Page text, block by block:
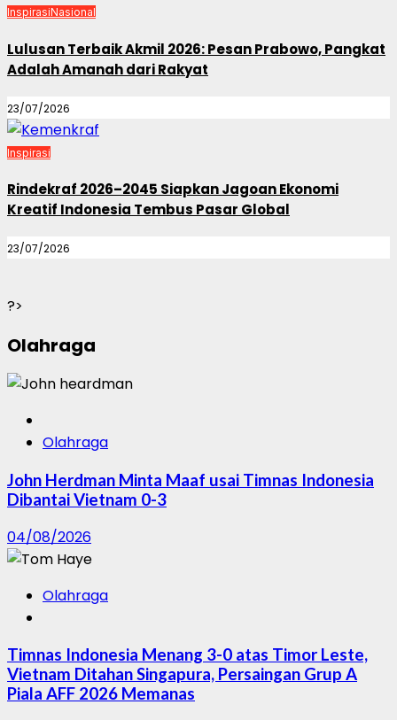
InspirasiNasional
Lulusan Terbaik Akmil 2026: Pesan Prabowo, Pangkat
Adalah Amanah dari Rakyat
23/07/2026
Inspirasi
Rindekraf 2026–2045 Siapkan Jagoan Ekonomi
Kreatif Indonesia Tembus Pasar Global
23/07/2026
?>
Olahraga
Olahraga
John Herdman Minta Maaf usai Timnas Indonesia
Dibantai Vietnam 0-3
04/08/2026
Olahraga
Timnas Indonesia Menang 3-0 atas Timor Leste,
Vietnam Ditahan Singapura, Persaingan Grup A
Piala AFF 2026 Memanas